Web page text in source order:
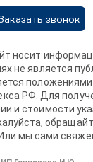
звонок
носит
не является
РФ. Для
и стоимости
мы сами